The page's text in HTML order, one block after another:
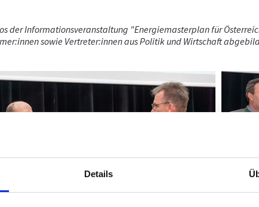
Details
der Informationsveranstaltung "Energiemasterplan für
sowie Vertreter:innen aus Politik und Wirtschaft